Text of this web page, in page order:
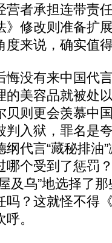
者承担连带责
》修改则准备扩
度来说，确实值
没有来中国代
的美容品就被处
贝则更会羡慕中
判入狱，罪名是
代言“藏秘排油
哪个受到了惩罚
及乌”地选择了
吗？这就怪不得
。